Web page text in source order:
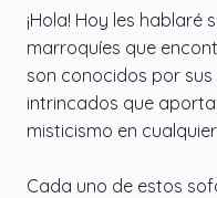
¡Hola! Hoy les hablaré
marroquíes que
son conocidos por
intrincados que
misticismo en
Cada uno de estos